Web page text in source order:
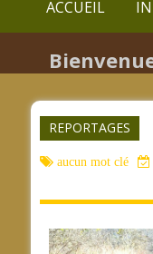
ACCUEIL
REPORTAGES
aucun mot clé